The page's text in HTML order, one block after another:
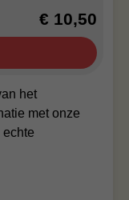
het
met onze
echte
€ 10,50